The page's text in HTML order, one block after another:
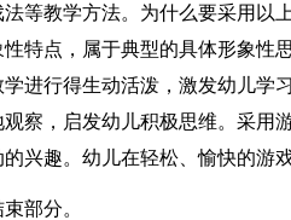
法等教学方法。为什么要采用以
性特点，属于典型的具体形象性
进行得生动活泼，激发幼儿学
察，启发幼儿积极思维。采用
的兴趣。幼儿在轻松、愉快的游
部分。